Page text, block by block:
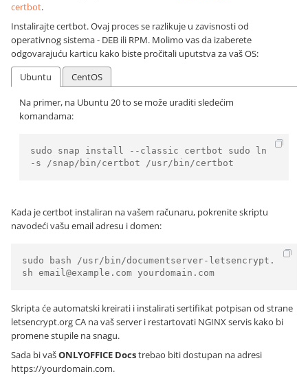
certbot.
Instalirajte certbot. Ovaj proces se razlikuje u zavisnosti od
operativnog sistema - DEB ili RPM. Molimo vas da izaberete
odgovarajuću karticu kako biste pročitali uputstva za vaš OS:
Ubuntu
CentOS
Na primer, na Ubuntu 20 to se može uraditi sledećim
komandama:
sudo snap install --classic certbot sudo ln
-s /snap/bin/certbot /usr/bin/certbot
Kada je certbot instaliran na vašem računaru, pokrenite skriptu
navodeći vašu email adresu i domen:
sudo bash /usr/bin/documentserver-letsencrypt.
sh email@example.com yourdomain.com
Skripta će automatski kreirati i instalirati sertifikat potpisan od strane
letsencrypt.org CA na vaš server i restartovati NGINX servis kako bi
promene stupile na snagu.
Sada bi vašONLYOFFICE Docstrebao biti dostupan na adresi
https://yourdomain.com.